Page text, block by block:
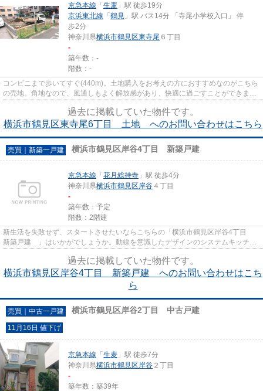
京急本線 「 生麦 」駅 徒歩19分
京浜東北線 「 鶴見 」駅 バス14分 「寺尾小学校入口」 停
歩2分
神奈川県横浜市鶴見区東寺尾 ６丁目
-
築年数：-
階数：-
コンビニまで歩いてすぐ(440m)。土地購入をお考えの方におすすめなのがこちら
の売地。角地なので、風通しもよく解放感があり、快適に過ごすことができま
過去に掲載していた物件です。
横浜市鶴見区東寺尾6丁目 土地 へのお問い合わせはこちら
売買｜新築一戸建 横浜市鶴見区岸谷4丁目 新築戸建
京急本線 「 花月総持寺 」駅 徒歩4分
神奈川県横浜市鶴見区岸谷 ４丁目
-
築年数：予定
階数：2階建
新生活を失敗せず、スタートさせたいならこちらの「横浜市鶴見区岸谷4丁目
新築戸建 」はいかがでしょうか。動線を意識したデザインのシステムキッチン
過去に掲載していた物件です。
横浜市鶴見区岸谷4丁目 新築戸建 へのお問い合わせはこち
ら
売買｜中古一戸建 横浜市鶴見区岸谷2丁目 中古戸建
11月16日 値下げ
京急本線 「 生麦 」駅 徒歩7分
神奈川県横浜市鶴見区岸谷 ２丁目
-
築年数：築39年